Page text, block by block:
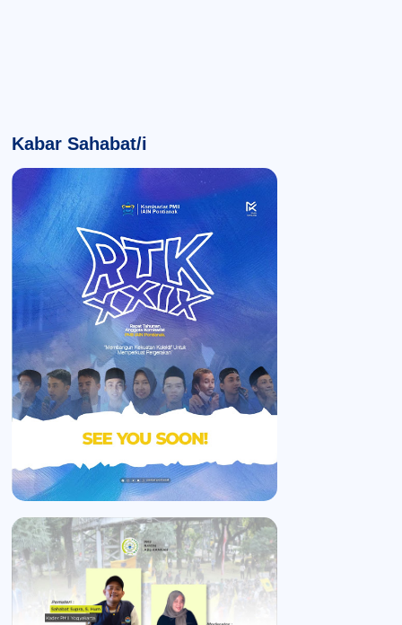
Kabar Sahabat/i